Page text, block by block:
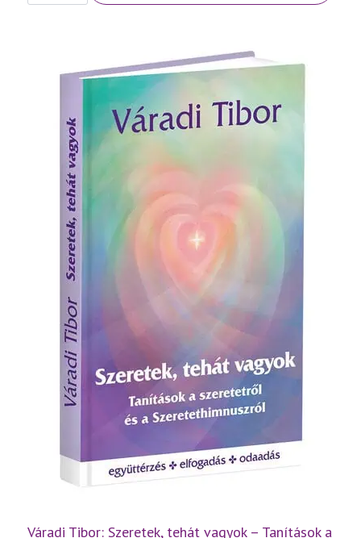
mennyiség
Váradi Tibor: Szeretek, tehát vagyok – Tanítások a